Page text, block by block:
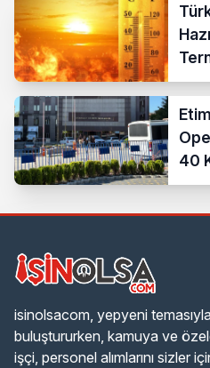
40
isinolsacom, yepyeni
buluştururken, kamuya ve
işçi, personel alımlarını sizler